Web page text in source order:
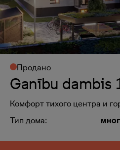
Продано
Ganību dambis
Комфорт тихого центра и
Тип дома: